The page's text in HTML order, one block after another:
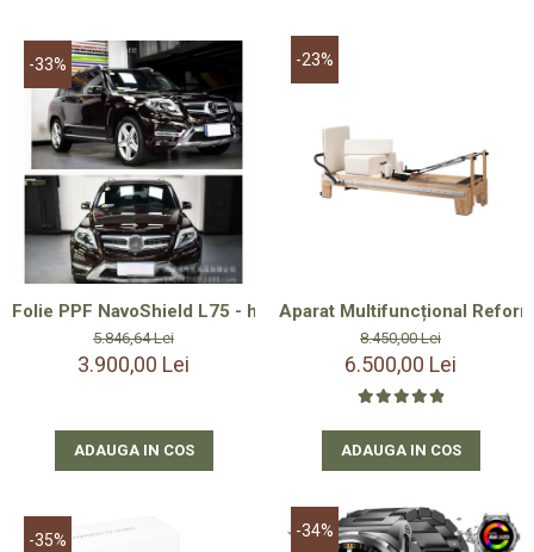
-33%
Folie PPF NavoShield L75 - hidrofoba cu Autoregenerare
5.846,64 Lei
3.900,00 Lei
ADAUGA IN COS
-23%
Aparat Multifuncțional
8.450,00 Lei
6.500,00 Lei
ADAUGA IN COS
-35% -34%